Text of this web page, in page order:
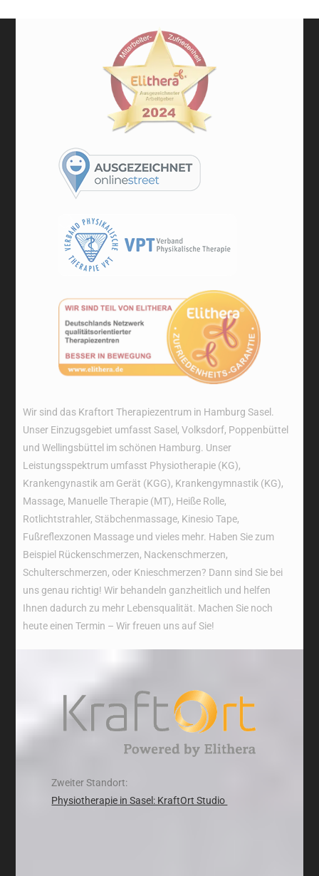
Wir sind das Kraftort Therapiezentrum in Hamburg Sasel.
Unser Einzugsgebiet umfasst Sasel, Volksdorf, Poppenbüttel
und Wellingsbüttel im schönen Hamburg. Unser
Leistungsspektrum umfasst Physiotherapie (KG),
Krankengynastik am Gerät (KGG), Krankengymnastik (KG),
Massage, Manuelle Therapie (MT), Heiße Rolle,
Rotlichtstrahler, Stäbchenmassage, Kinesio Tape,
Fußreflexzonen Massage und vieles mehr. Haben Sie zum
Beispiel Rückenschmerzen, Nackenschmerzen,
Schulterschmerzen, oder Knieschmerzen? Dann sind Sie bei
uns genau richtig! Wir behandeln ganzheitlich und helfen
Ihnen dadurch zu mehr Lebensqualität. Machen Sie noch
heute einen Termin – Wir freuen uns auf Sie!
Zweiter Standort:
Physiotherapie in Sasel: KraftOrt Studio